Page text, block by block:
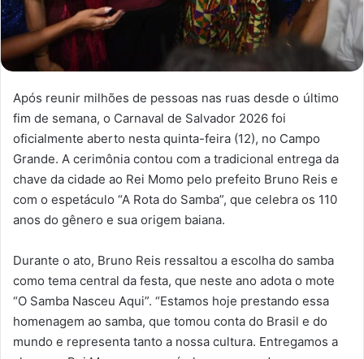
Após reunir milhões de pessoas nas ruas desde o último
fim de semana, o Carnaval de Salvador 2026 foi
oficialmente aberto nesta quinta-feira (12), no Campo
Grande. A cerimônia contou com a tradicional entrega da
chave da cidade ao Rei Momo pelo prefeito Bruno Reis e
com o espetáculo “A Rota do Samba”, que celebra os 110
anos do gênero e sua origem baiana.
Durante o ato, Bruno Reis ressaltou a escolha do samba
como tema central da festa, que neste ano adota o mote
“O Samba Nasceu Aqui”. “Estamos hoje prestando essa
homenagem ao samba, que tomou conta do Brasil e do
mundo e representa tanto a nossa cultura. Entregamos a